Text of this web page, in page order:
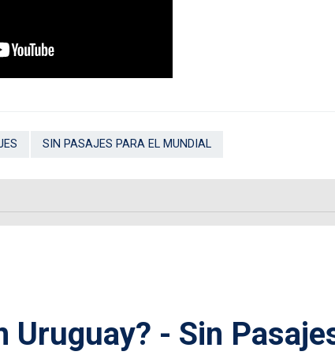
SIN PASAJES PARA EL MUNDIAL
Uruguay? - Sin